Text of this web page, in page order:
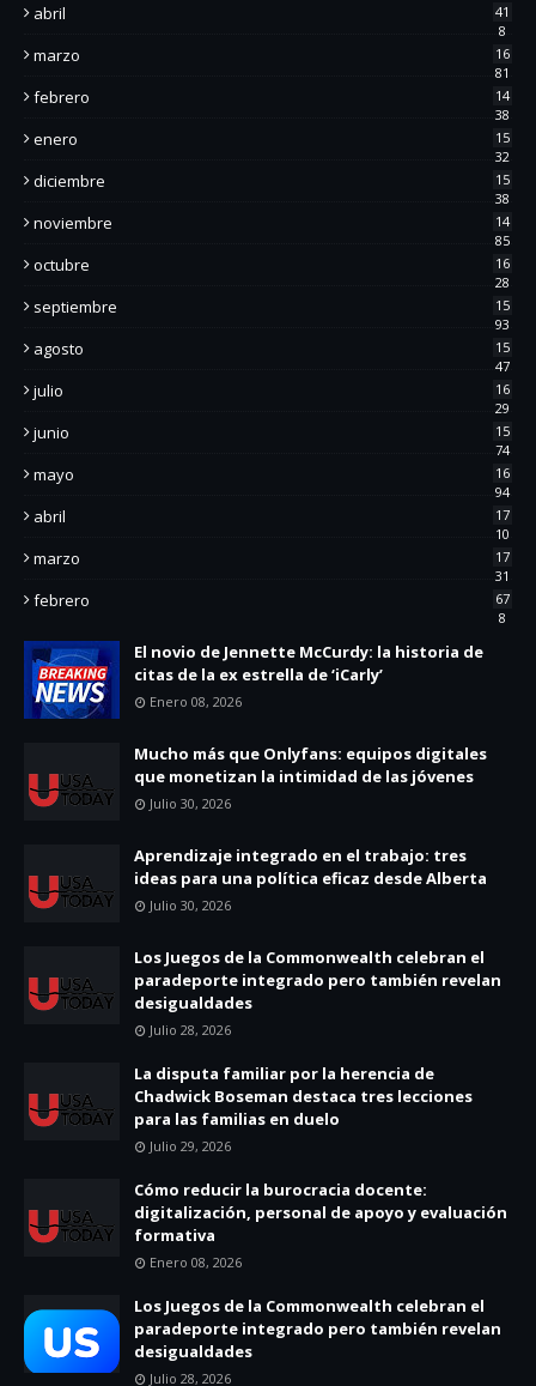
abril
41
8
marzo
16
81
febrero
14
38
enero
15
32
diciembre
15
38
noviembre
14
85
octubre
16
28
septiembre
15
93
agosto
15
47
julio
16
29
junio
15
74
mayo
16
94
abril
17
10
marzo
17
31
febrero
67
8
El novio de Jennette McCurdy: la historia de
citas de la ex estrella de ‘iCarly’
Enero 08, 2026
Mucho más que Onlyfans: equipos digitales
que monetizan la intimidad de las jóvenes
Julio 30, 2026
Aprendizaje integrado en el trabajo: tres
ideas para una política eficaz desde Alberta
Julio 30, 2026
Los Juegos de la Commonwealth celebran el
paradeporte integrado pero también revelan
desigualdades
Julio 28, 2026
La disputa familiar por la herencia de
Chadwick Boseman destaca tres lecciones
para las familias en duelo
Julio 29, 2026
Cómo reducir la burocracia docente:
digitalización, personal de apoyo y evaluación
formativa
Enero 08, 2026
Los Juegos de la Commonwealth celebran el
paradeporte integrado pero también revelan
desigualdades
Julio 28, 2026